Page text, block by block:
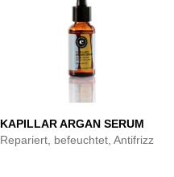
KAPILLAR ARGAN SERUM
Repariert, befeuchtet, Antifrizz